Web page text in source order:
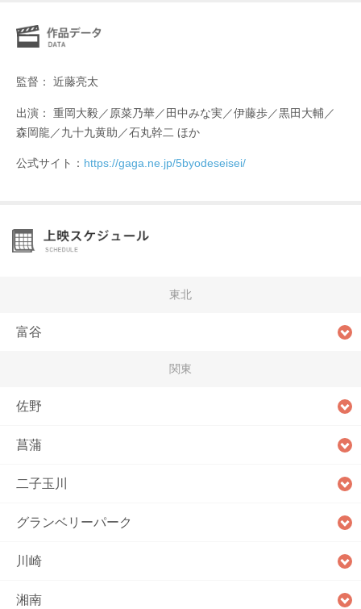
監督： 近藤亮太
出演： 重岡大毅／原菜乃華／田中みな実／伊藤歩／黒田大輔／
森岡龍／九十九黄助／石丸幹二 ほか
公式サイト： https://gaga.ne.jp/5byodeseisei/
東北
富谷
関東
佐野
菖蒲
二子玉川
グランベリーパーク
川崎
湘南